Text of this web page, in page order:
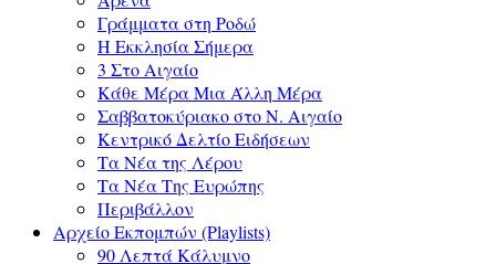
Γράμματα στη Ροδώ
Η Εκκλησία Σήμερα
3 Στο Αιγαίο
Κάθε Μέρα Μια Άλλη Μέρα
Σαββατοκύριακο στο Ν. Αιγαίο
Κεντρικό Δελτίο Ειδήσεων
Τα Νέα της Λέρου
Τα Νέα Της Ευρώπης
Περιβάλλον
Αρχείο Εκπομπών (Playlists)
90 Λεπτά Κάλυμνο